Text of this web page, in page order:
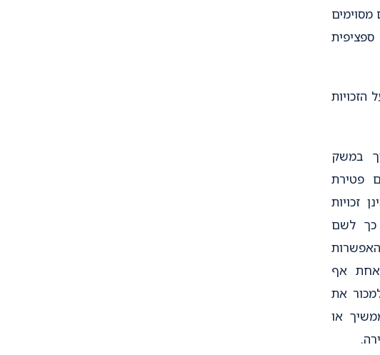
במשק
פטירת
זכויות
כך לשם
אחת אף
את
או